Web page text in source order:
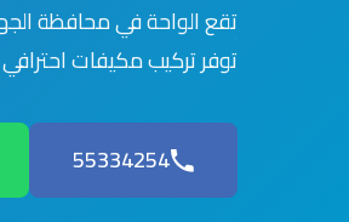
تقع الواحة في محافظة
توفر تركيب مكيفات
55334254